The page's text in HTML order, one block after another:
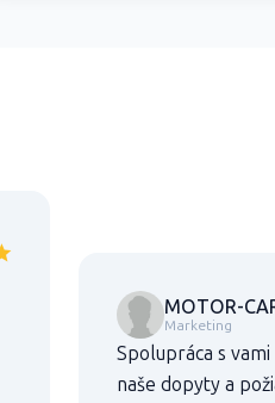
MOTOR-
Marketing
Spolupráca s
naše dopyty a